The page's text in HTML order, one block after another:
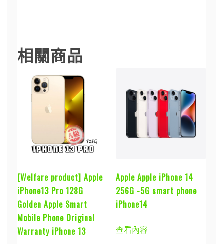
相關商品
[Welfare product] Apple
iPhone13 Pro 128G
Golden Apple Smart
Mobile Phone Original
Warranty iPhone 13
Apple Apple iPhone 14
256G -5G smart phone
iPhone14
查看內容